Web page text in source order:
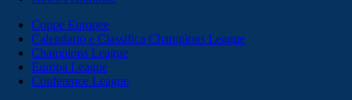
Coppe Europee
Calendario e Classifica Champions League
Champions League
Europa League
Conference League